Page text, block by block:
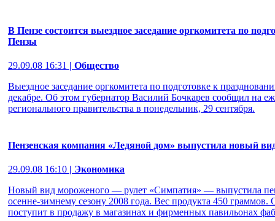
В Пензе состоится выездное заседание оргкомитета по
Пензы
29.09.08 16:31 | Общество
Выездное заседание оргкомитета по подготовке к
декабре. Об этом губернатор Василий Бочкарев сообщил на
регионального правительства в понедельник, 29 сентября.
Пензенская компания «Ледяной дом» выпустила новый
29.09.08 16:10 | Экономика
Новый вид мороженого — рулет «Симпатия» — выпустила
осенне-зимнему сезону 2008 года. Вес продукта 450 граммов.
поступит в продажу в магазинах и фирменных павильонах